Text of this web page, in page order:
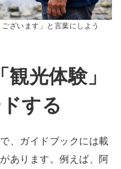
ざいます」と言葉にしよう
光体験」
する
、ガイドブックには載
あります。例えば、阿